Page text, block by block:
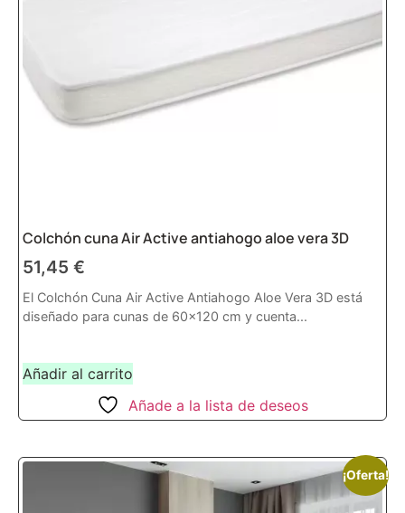
Colchón cuna Air Active antiahogo aloe vera 3D
51,45 €
El Colchón Cuna Air Active Antiahogo Aloe Vera 3D está
diseñado para cunas de 60x120 cm y cuenta...
Añadir al carrito
Añade a la lista de deseos
¡Oferta!